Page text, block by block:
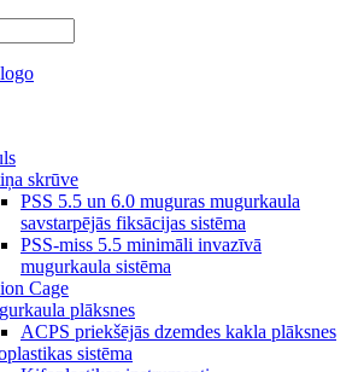
skrūve
PSS 5.5 un 6.0 muguras mugurkaula
savstarpējās fiksācijas sistēma
PSS-miss 5.5 minimāli invazīvā
mugurkaula sistēma
Cage
plāksnes
ACPS priekšējās dzemdes kakla plāksnes
sistēma